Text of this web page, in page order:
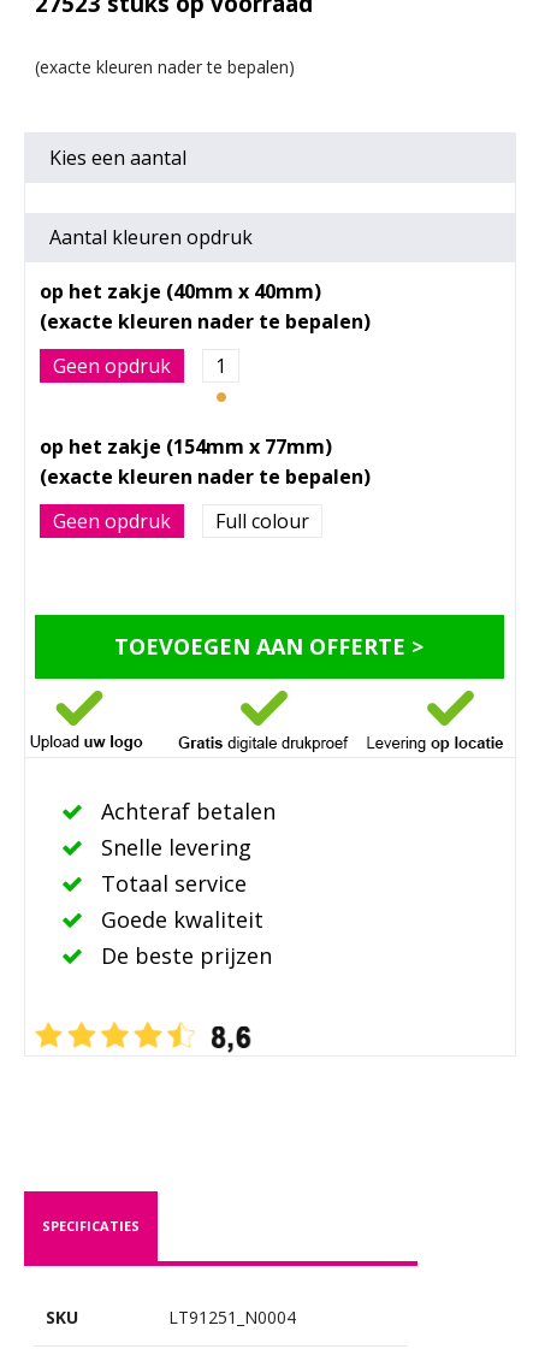
Kies een aantal
Aantal kleuren opdruk
op het zakje (40mm x 40mm)
Geen opdruk 1
op het zakje (154mm x 77mm)
Geen opdruk Full colour
TOEVOEGEN AAN OFFERTE >
Achteraf betalen
Snelle levering
Totaal service
Goede kwaliteit
De beste prijzen
SPECIFICATIES
SKU LT91251_N0004